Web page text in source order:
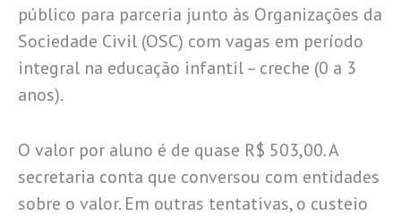
público para parceria junto às Organizações da
Sociedade Civil (OSC) com vagas em período
integral na educação infantil – creche (0 a 3
anos).
O valor por aluno é de quase R$ 503,00. A
secretaria conta que conversou com entidades
sobre o valor. Em outras tentativas, o custeio